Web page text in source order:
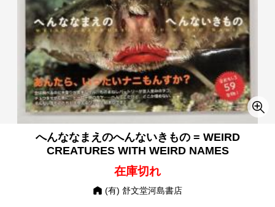
へんななまえのへんないきもの = WEIRD
CREATURES WITH WEIRD NAMES
在庫切れ
(有) 舒文堂河島書店